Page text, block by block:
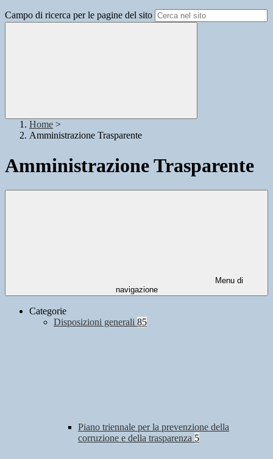
Campo di ricerca per le pagine del sito
Home >
Amministrazione Trasparente
Amministrazione Trasparente
Menu di
navigazione
Categorie
Disposizioni generali 85
Piano triennale per la prevenzione della
corruzione e della trasparenza 5